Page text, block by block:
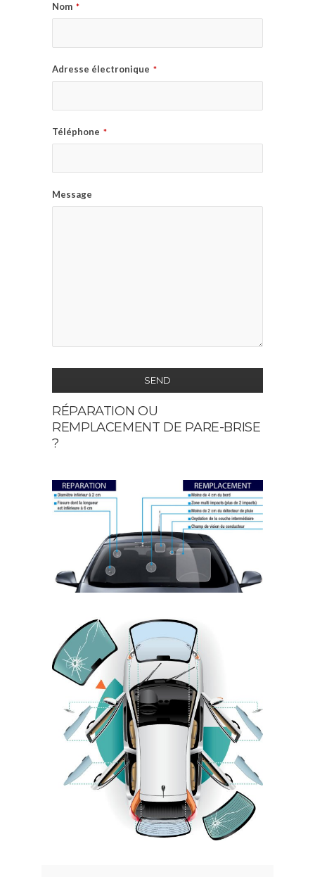
Nom *
Adresse électronique *
Téléphone *
Message
SEND
This
field
should
left
blank
RÉPARATION OU
REMPLACEMENT DE PARE-BRISE
?